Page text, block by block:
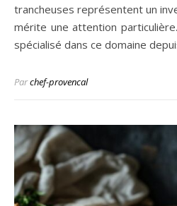
trancheuses représentent un
mérite une attention
spécialisé dans ce domaine
Parchef-provencal